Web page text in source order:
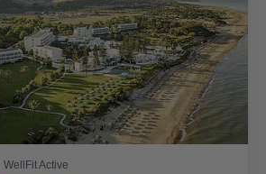
WellFit Active